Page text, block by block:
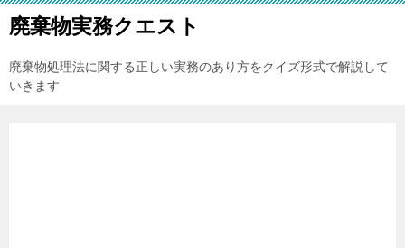
廃棄物実務クエスト
廃棄物処理法に関する正しい実務のあり方をクイズ形式で解説して
いきます